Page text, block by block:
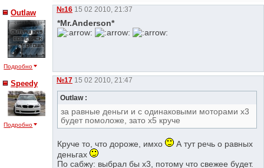
Outlaw
Подробно
№16 15 02 2010, 21:37
*Mr.Anderson*
Speedy
Подробно
№17 15 02 2010, 21:47
Outlaw :
за равные деньги и с одинаковыми моторами х3
будет помоложе, зато х5 круче
Круче то, что дороже, имхо
А тут речь о равных
деньгах
По сабжу: выбрал бы х3, потому что свежее будет.